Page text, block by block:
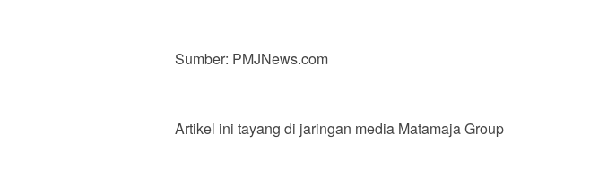
Sumber: PMJNews.com
Artikel ini tayang di jaringan media Matamaja Group